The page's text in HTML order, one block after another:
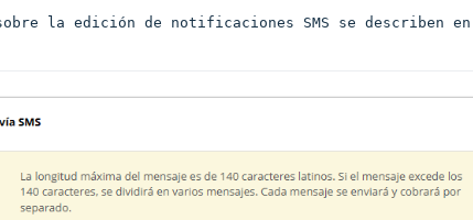
la edición de notificaciones SMS se describen en